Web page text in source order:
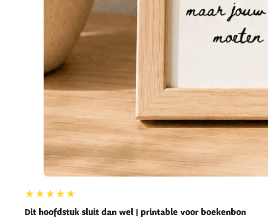
★★★★★
Dit hoofdstuk sluit dan wel | printable voor boekenbon